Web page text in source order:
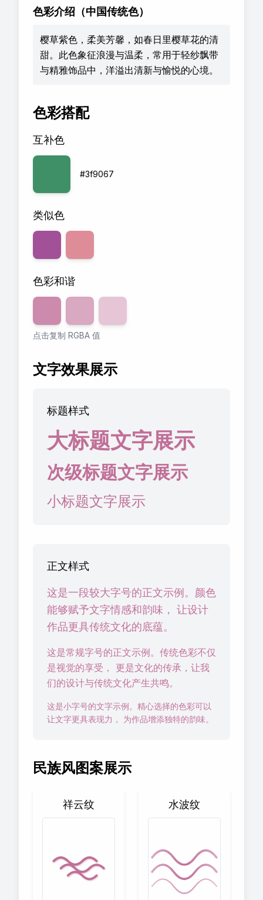
色彩介绍 （中国传统色）
樱草紫色，柔美芳馨，如春日里樱草花的清
甜。此色象征浪漫与温柔，常用于轻纱飘带
与精雅饰品中，洋溢出清新与愉悦的心境。
色彩搭配
互补色
#3f9067
类似色
色彩和谐
透明度 80
透明度 60
透明度
点击复制 RGBA 值
文字效果展示
标题样式
大标题文字展示
次级标题文字展示
小标题文字展示
正文样式
这是一段较大字号的正文示例。颜色
能够赋予文字情感和韵味， 让设计
作品更具传统文化的底蕴。
这是常规字号的正文示例。传统色彩不仅
是视觉的享受， 更是文化的传承，让我
们的设计与传统文化产生共鸣。
这是小字号的文字示例。精心选择的色彩可以
让文字更具表现力， 为作品增添独特的韵味。
民族风图案展示
祥云纹 水波纹